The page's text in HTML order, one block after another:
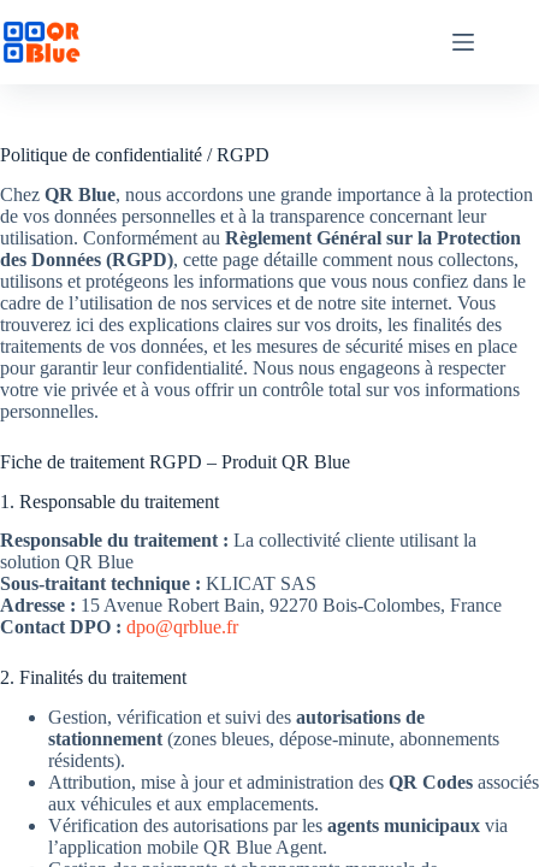
au
contenu
Politique de confidentialité / RGPD
Chez QR Blue, nous accordons une grande importance à la protection
de vos données personnelles et à la transparence concernant leur
utilisation. Conformément au Règlement Général sur la Protection
des Données (RGPD), cette page détaille comment nous collectons,
utilisons et protégeons les informations que vous nous confiez dans le
cadre de l’utilisation de nos services et de notre site internet. Vous
trouverez ici des explications claires sur vos droits, les finalités des
traitements de vos données, et les mesures de sécurité mises en place
pour garantir leur confidentialité. Nous nous engageons à respecter
votre vie privée et à vous offrir un contrôle total sur vos informations
personnelles.
Fiche de traitement RGPD – Produit QR Blue
1. Responsable du traitement
Responsable du traitement : La collectivité cliente utilisant la
solution QR Blue
Sous-traitant technique : KLICAT SAS
Adresse : 15 Avenue Robert Bain, 92270 Bois-Colombes, France
Contact DPO : dpo@qrblue.fr
2. Finalités du traitement
Gestion, vérification et suivi des autorisations de
stationnement (zones bleues, dépose-minute, abonnements
résidents).
Attribution, mise à jour et administration des QR Codes associés
aux véhicules et aux emplacements.
Vérification des autorisations par les agents municipaux via
l’application mobile QR Blue Agent.